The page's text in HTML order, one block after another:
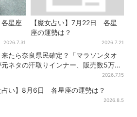
星座
2026.7.31
【魔女占い】7月22日 各星
座の運勢は？
2026.7.21
来たら奈良県民確定？「マラソンタオ
元ネタの汗取りインナー、販売数5万枚
2026.7.15
占い】8月6日 各星座の運勢は？
2026.8.5